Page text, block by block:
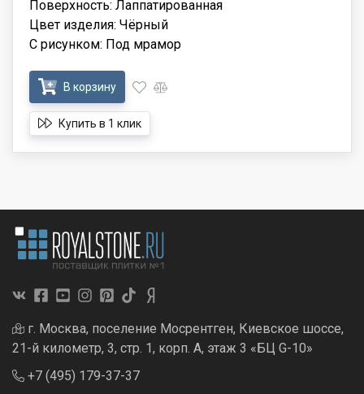
Поверхность: Лаппатированная
Цвет изделия: Чёрный
С рисунком: Под мрамор
В корзину
Купить в 1 клик
г. Москва, поселение Мосрентген, Киевское шоссе,
21-й километр, 3, стр. 1, корп. А, этаж 3 «БЦ G-10»
+7 (495) 179-37-37